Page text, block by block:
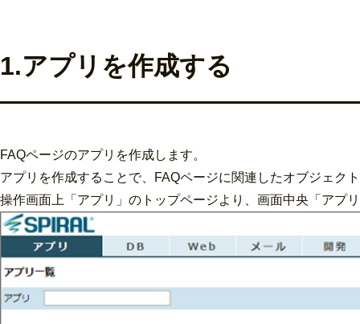
1.アプリを作成する
FAQページのアプリを作成します。
アプリを作成することで、FAQページに関連したオブジェク
操作画面上「アプリ」のトップページより、画面中央「アプ